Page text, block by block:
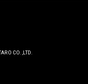
CO.,LTD.